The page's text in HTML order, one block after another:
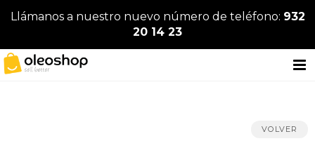
Llámanos a nuestro nuevo número de teléfono: 932
20 14 23
VOLVER